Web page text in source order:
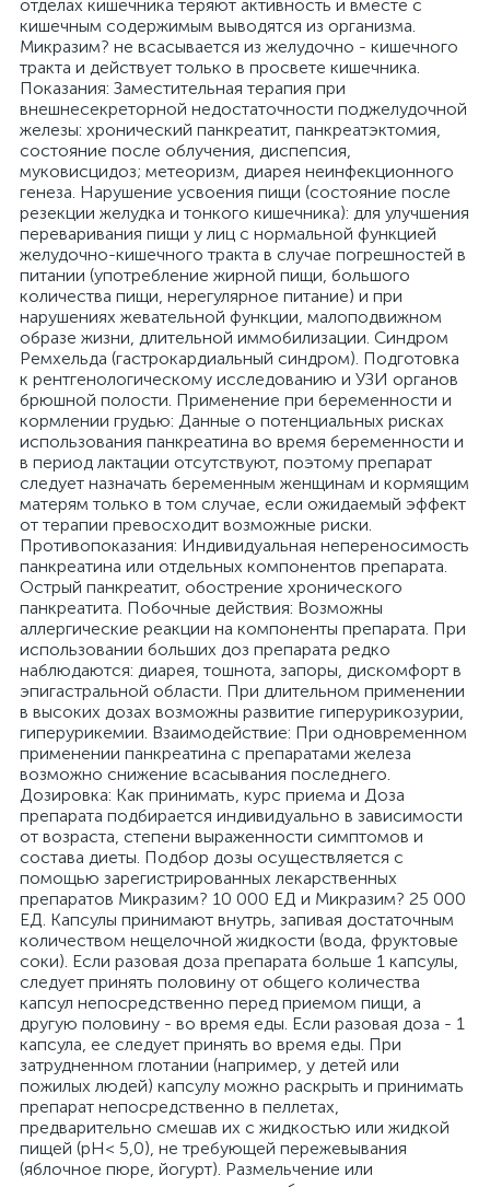
отделах кишечника теряют активность и вместе с
кишечным содержимым выводятся из организма.
Микразим? не всасывается из желудочно - кишечного
тракта и действует только в просвете кишечника.
Показания: Заместительная терапия при
внешнесекреторной недостаточности поджелудочной
железы: хронический панкреатит, панкреатэктомия,
состояние после облучения, диспепсия,
муковисцидоз; метеоризм, диарея неинфекционного
генеза. Нарушение усвоения пищи (состояние после
резекции желудка и тонкого кишечника): для улучшения
переваривания пищи у лиц с нормальной функцией
желудочно-кишечного тракта в случае погрешностей в
питании (употребление жирной пищи, большого
количества пищи, нерегулярное питание) и при
нарушениях жевательной функции, малоподвижном
образе жизни, длительной иммобилизации. Синдром
Ремхельда (гастрокардиальный синдром). Подготовка
к рентгенологическому исследованию и УЗИ органов
брюшной полости. Применение при беременности и
кормлении грудью: Данные о потенциальных рисках
использования панкреатина во время беременности и
в период лактации отсутствуют, поэтому препарат
следует назначать беременным женщинам и кормящим
матерям только в том случае, если ожидаемый эффект
от терапии превосходит возможные риски.
Противопоказания: Индивидуальная непереносимость
панкреатина или отдельных компонентов препарата.
Острый панкреатит, обострение хронического
панкреатита. Побочные действия: Возможны
аллергические реакции на компоненты препарата. При
использовании больших доз препарата редко
наблюдаются: диарея, тошнота, запоры, дискомфорт в
эпигастральной области. При длительном применении
в высоких дозах возможны развитие гиперурикозурии,
гиперурикемии. Взаимодействие: При одновременном
применении панкреатина с препаратами железа
возможно снижение всасывания последнего.
Дозировка: Как принимать, курс приема и Доза
препарата подбирается индивидуально в зависимости
от возраста, степени выраженности симптомов и
состава диеты. Подбор дозы осуществляется с
помощью зарегистрированных лекарственных
препаратов Микразим? 10 000 ЕД и Микразим? 25 000
ЕД. Капсулы принимают внутрь, запивая достаточным
количеством нещелочной жидкости (вода, фруктовые
соки). Если разовая доза препарата больше 1 капсулы,
следует принять половину от общего количества
капсул непосредственно перед приемом пищи, а
другую половину - во время еды. Если разовая доза - 1
капсула, ее следует принять во время еды. При
затрудненном глотании (например, у детей или
пожилых людей) капсулу можно раскрыть и принимать
препарат непосредственно в пеллетах,
предварительно смешав их с жидкостью или жидкой
пищей (pH< 5,0), не требующей пережевывания
(яблочное пюре, йогурт). Размельчение или